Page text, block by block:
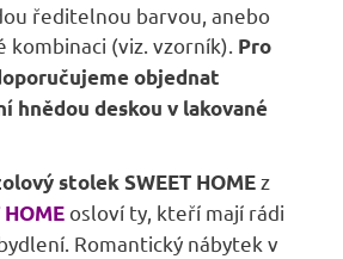
ředitelnou barvou, anebo
kombinaci (viz. vzorník). Pro
objednat
hnědou deskou v lakované
stolek SWEET HOMEz
HOMEosloví ty, kteří mají rádi
Romantický nábytek v